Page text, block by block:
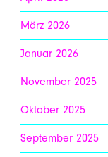
März 2026
Januar 2026
November 2025
Oktober 2025
September 2025